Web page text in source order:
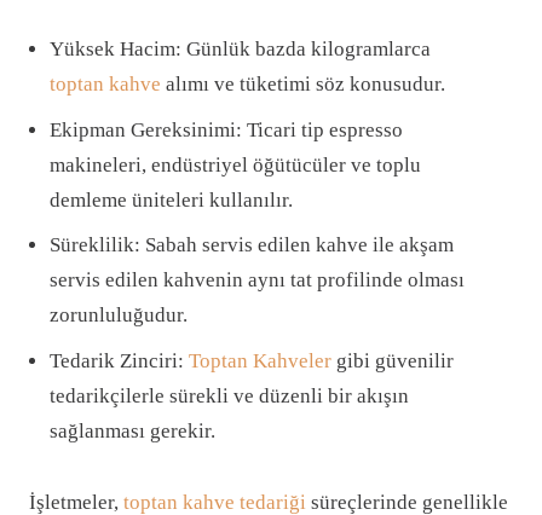
Yüksek Hacim: Günlük bazda kilogramlarca
toptan kahve alımı ve tüketimi söz konusudur.
Ekipman Gereksinimi: Ticari tip espresso
makineleri, endüstriyel öğütücüler ve toplu
demleme üniteleri kullanılır.
Süreklilik: Sabah servis edilen kahve ile akşam
servis edilen kahvenin aynı tat profilinde olması
zorunluluğudur.
Tedarik Zinciri: Toptan Kahveler gibi güvenilir
tedarikçilerle sürekli ve düzenli bir akışın
sağlanması gerekir.
İşletmeler, toptan kahve tedariği süreçlerinde genellikle